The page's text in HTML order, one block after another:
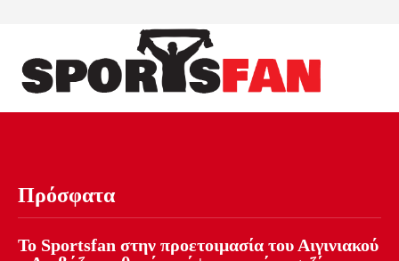
Πρόσφατα
Το Sportsfan στην προετοιμασία του Αιγινιακού